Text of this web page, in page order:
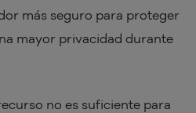
más seguro para proteger
mayor privacidad durante
no es suficiente para